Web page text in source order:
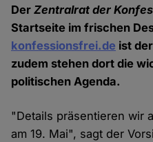
DerZentralrat der
Startseite im frischen
konfessionsfrei.de ist
zudem stehen dort die
politischen Agenda.
"Details präsentieren wir
am 19. Mai", sagt der